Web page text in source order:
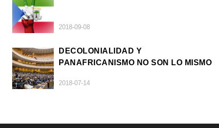
2018-09-08
DECOLONIALIDAD Y
PANAFRICANISMO NO SON LO MISMO
2018-07-14